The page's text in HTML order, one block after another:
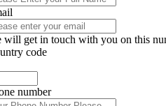
will get in touch with you on this
code
number